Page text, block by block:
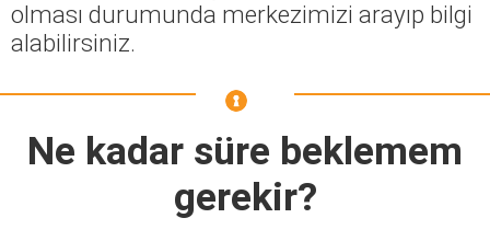
olması durumunda merkezimizi arayıp bilgi
alabilirsiniz.
Ne kadar süre beklemem
gerekir?